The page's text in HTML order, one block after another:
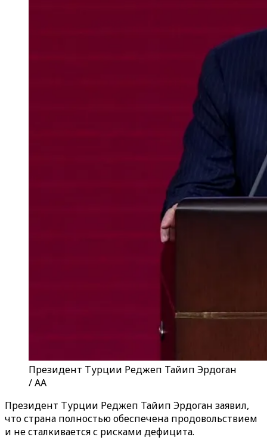
Президент Турции Реджеп Тайип Эрдоган
/ AA
Президент Турции Реджеп Тайип Эрдоган заявил,
что страна полностью обеспечена продовольствием
и не сталкивается с рисками дефицита.